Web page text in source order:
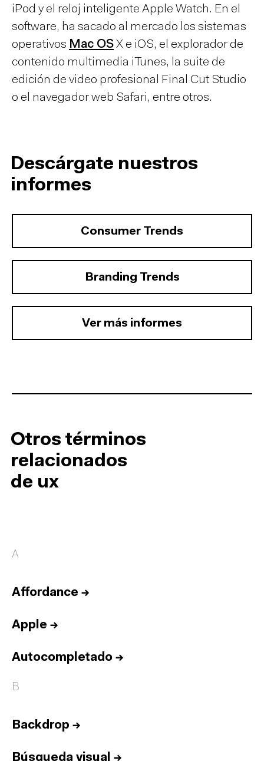
iPod y el reloj inteligente Apple Watch. En el
software, ha sacado al mercado los sistemas
operativos Mac OSX e iOS, el explorador de
contenido multimedia iTunes, la suite de
edición de video profesional Final Cut Studio
o el navegador web Safari, entre otros.
Descárgate nuestros
informes
Consumer Trends
Branding Trends
Ver más informes
Otros términos
relacionados
de ux
A
Affordance →
Apple →
Autocompletado →
B
Backdrop →
Búsqueda visual →